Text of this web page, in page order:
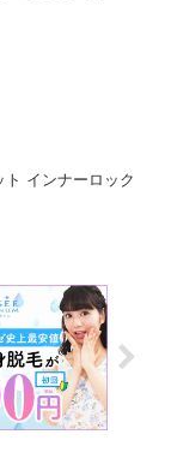
ト インナーロック